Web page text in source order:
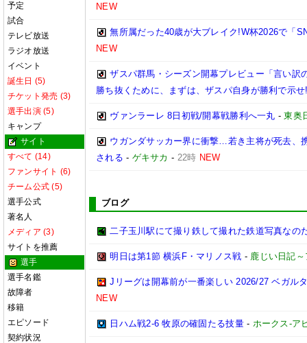
予定
試合
テレビ放送
ラジオ放送
イベント
誕生日 (5)
チケット発売 (3)
選手出演 (5)
キャンプ
サイト
すべて (14)
ファンサイト (6)
チーム公式 (5)
選手公式
著名人
メディア (3)
サイトを推薦
選手
選手名鑑
故障者
移籍
エピソード
契約状況
NEW
無所属だった40歳が大ブレイク!W杯2026で「
NEW
ザスパ群馬・シーズン開幕プレビュー「言い訳
勝ち抜くために、まずは、ザスパ自身が勝利で示せ
ヴァンラーレ 8日初戦/開幕戦勝利へ一丸 -東奥
ウガンダサッカー界に衝撃…若き主将が死去、
される - ゲキサカ - 22時 NEW
ブログ
二子玉川駅にて撮り鉄して撮れた鉄道写真なの
明日は第1節 横浜F・マリノス戦 - 鹿じい日記
Jリーグは開幕前が一番楽しい 2026/27 ベガル
NEW
日ハム戦2-6 牧原の確固たる技量- ホークス-ア